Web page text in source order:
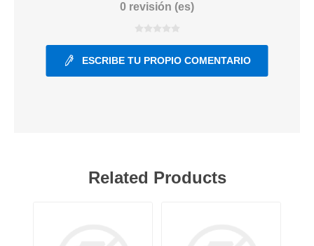
0 revisión (es)
ESCRIBE TU PROPIO COMENTARIO
Related Products